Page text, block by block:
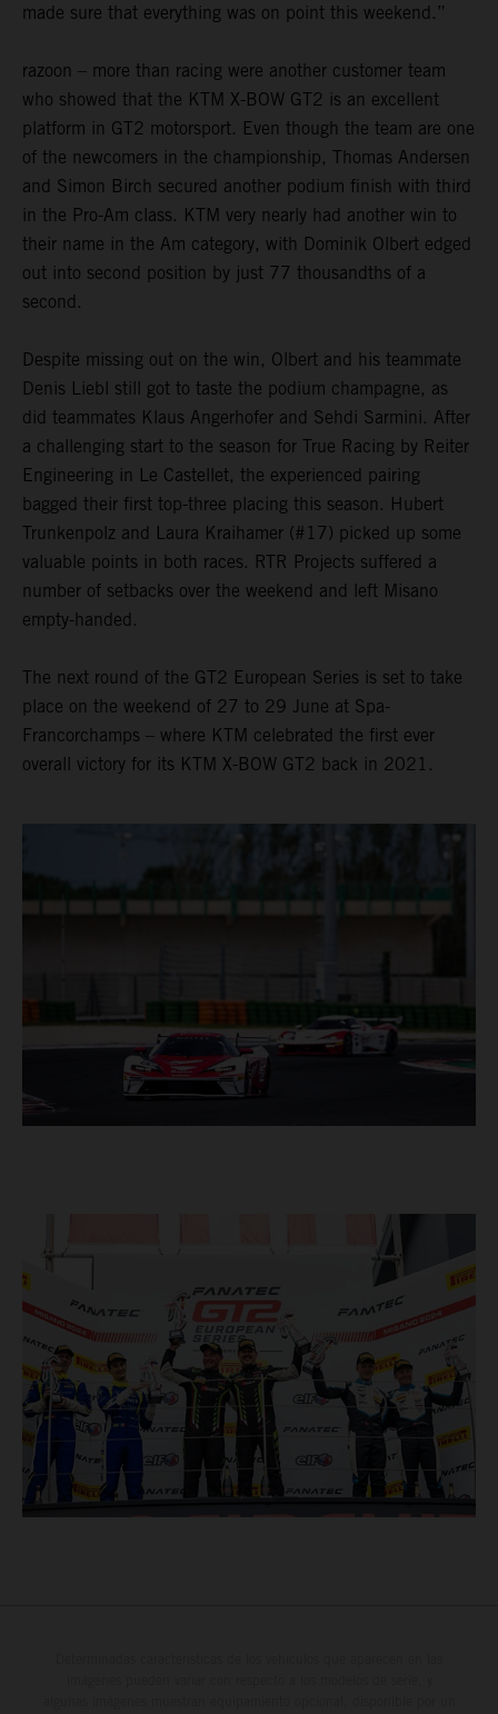
made sure that everything was on point this weekend.”
razoon – more than racing were another customer team
who showed that the KTM X-BOW GT2 is an excellent
platform in GT2 motorsport. Even though the team are one
of the newcomers in the championship, Thomas Andersen
and Simon Birch secured another podium finish with third
in the Pro-Am class. KTM very nearly had another win to
their name in the Am category, with Dominik Olbert edged
out into second position by just 77 thousandths of a
second.
Despite missing out on the win, Olbert and his teammate
Denis Liebl still got to taste the podium champagne, as
did teammates Klaus Angerhofer and Sehdi Sarmini. After
a challenging start to the season for True Racing by Reiter
Engineering in Le Castellet, the experienced pairing
bagged their first top-three placing this season. Hubert
Trunkenpolz and Laura Kraihamer (#17) picked up some
valuable points in both races. RTR Projects suffered a
number of setbacks over the weekend and left Misano
empty-handed.
The next round of the GT2 European Series is set to take
place on the weekend of 27 to 29 June at Spa-
Francorchamps – where KTM celebrated the first ever
overall victory for its KTM X-BOW GT2 back in 2021.